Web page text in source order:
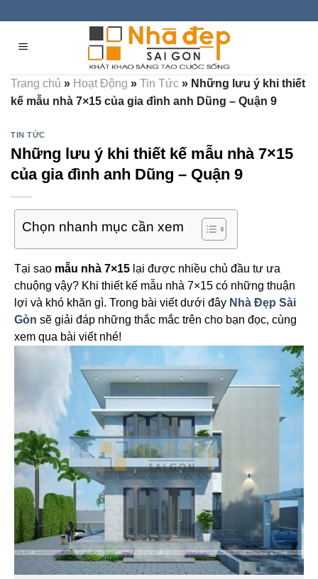
content
Trang chủ » Hoạt Động » Tin Tức » Những lưu ý khi thiết
kế mẫu nhà 7×15 của gia đình anh Dũng – Quận 9
TIN TỨC
Những lưu ý khi thiết kế mẫu nhà 7×15
của gia đình anh Dũng – Quận 9
Chọn nhanh mục cần xem
Tại sao mẫu nhà 7×15 lại được nhiều chủ đầu tư ưa
chuộng vậy? Khi thiết kế mẫu nhà 7×15 có những thuận
lợi và khó khăn gì. Trong bài viết dưới đây Nhà Đẹp Sài
Gòn sẽ giải đáp những thắc mắc trên cho bạn đọc, cùng
xem qua bài viết nhé!